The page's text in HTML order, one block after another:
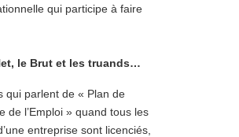
qui participe à faire
le Brut et les truands…
qui parlent de « Plan de
de l’Emploi » quand tous les
entreprise sont licenciés,